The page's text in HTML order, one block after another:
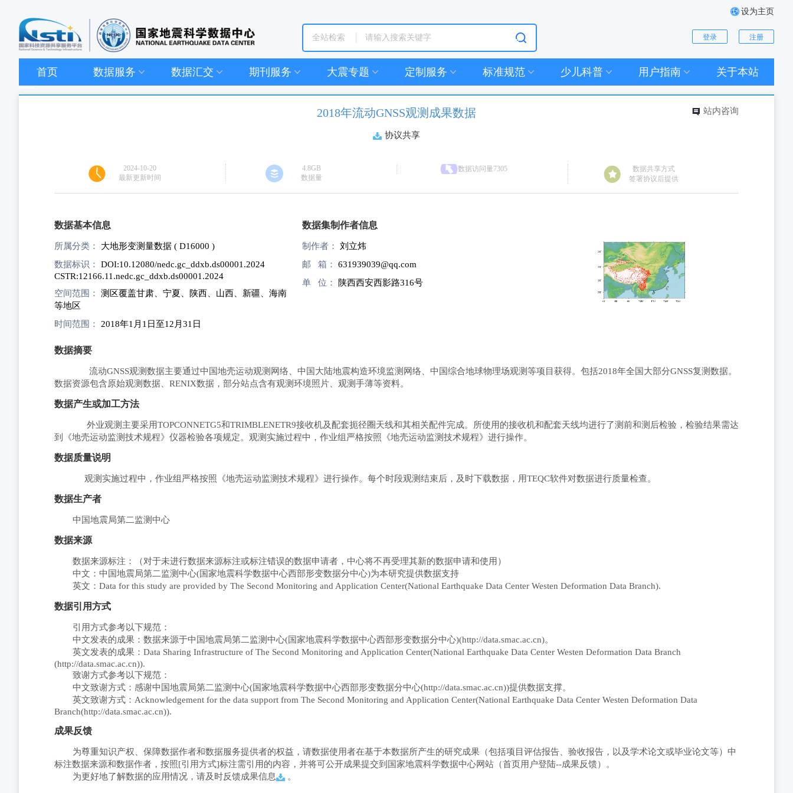
设为主页
全站检索 登录 注册
首页 数据服务 数据汇交 期刊服务 大震专题 定制服务 标准规范 少儿科普 用户指南 关于本站
2018年流动GNSS观测成果数据
协议共享
站内咨询
2024-10-20
最新更新时间
4.8GB
数据量
数据访问量7305
数据共享方式
签署协议后提供
数据基本信息
所属分类：
大地形变测量数据 ( D16000 )
数据标识： DOI:10.12080/nedc.gc_ddxb.ds00001.2024
CSTR:12166.11.nedc.gc_ddxb.ds00001.2024
空间范围： 测区覆盖甘肃、宁夏、陕西、山西、新疆、海南
等地区
时间范围：
2018年1月1日至12月31日
数据集制作者信息
制作者： 刘立炜
邮 箱： 631939039@qq.com
单 位：
陕西西安西影路316号
数据摘要
流动GNSS观测数据主要通过中国地壳运动观测网络、中国大陆地震构造环境监测网络、中国综合地球物理场观测等项目获得。包括2018年全国大部分GNSS复测数据。
数据资源包含原始观测数据、RENIX数据，部分站点含有观测环境照片、观测手薄等资料。
数据产生或加工方法
外业观测主要采用TOPCONNETG5和TRIMBLENETR9接收机及配套扼径圈天线和其相关配件完成。所使用的接收机和配套天线均进行了测前和测后检验，检验结果需达
到《地壳运动监测技术规程》仪器检验各项规定。观测实施过程中，作业组严格按照《地壳运动监测技术规程》进行操作。
数据质量说明
观测实施过程中，作业组严格按照《地壳运动监测技术规程》进行操作。每个时段观测结束后，及时下载数据，用TEQC软件对数据进行质量检查。
数据生产者
中国地震局第二监测中心
数据来源
数据来源标注：（对于未进行数据来源标注或标注错误的数据申请者，中心将不再受理其新的数据申请和使用）
中文： 中国地震局第二监测中心(国家地震科学数据中心西部形变数据分中心)为本研究提供数据支持
英文： Data for this study are provided by The Second Monitoring and Application Center(National Earthquake Data Center Westen Deformation Data Branch).
数据引用方式
引用方式参考以下规范：
中文发表的成果：数据来源于中国地震局第二监测中心(国家地震科学数据中心西部形变数据分中心)(http://data.smac.ac.cn)。
英文发表的成果： Data Sharing Infrastructure of The Second Monitoring and Application Center(National Earthquake Data Center Westen Deformation Data Branch
(http://data.smac.ac.cn)).
致谢方式参考以下规范：
中文致谢方式：感谢中国地震局第二监测中心(国家地震科学数据中心西部形变数据分中心(http://data.smac.ac.cn))提供数据支撑。
英文致谢方式： Acknowledgement for the data support from The Second Monitoring and Application Center(National Earthquake Data Center Westen Deformation Data
Branch(http://data.smac.ac.cn)).
成果反馈
为尊重知识产权、保障数据作者和数据服务提供者的权益，请数据使用者在基于本数据所产生的研究成果（包括项目评估报告、验收报告，以及学术论文或毕业论文等）中
标注数据来源和数据作者，按照[引用方式]标注需引用的内容，并将可公开成果提交到国家地震科学数据中心网站（首页用户登陆--成果反馈）。
为更好地了解数据的应用情况，请及时反馈成果信息
。